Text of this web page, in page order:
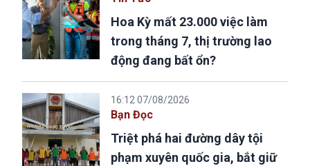
Hoa Kỳ mất 23.000 việc làm
trong tháng 7, thị trường lao
động đang bất ổn?
16:12 07/08/2026
Bạn Đọc
Triệt phá hai đường dây tội
phạm xuyên quốc gia, bắt giữ